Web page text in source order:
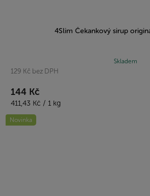
4Slim Čekankový sirup
hodnocení
je
5,0
z
5
Skladem
129 Kč bez DPH
144 Kč
Měrná
cena:
411,43 Kč / 1 kg
Novinka